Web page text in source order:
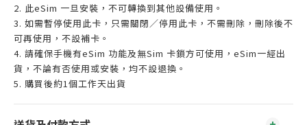
2. 此eSim 一旦安裝，不可轉換到其他設備使用。
3. 如需暫停使用此卡，只需關閉／停用此卡，不需刪除，刪除後不
可再使用，不設補卡。
4. 請確保手機有eSim 功能及無Sim 卡鎖方可使用，eSim一經出
貨，不論有否使用或安裝，均不設退換。
5. 購買後約1個工作天出貨